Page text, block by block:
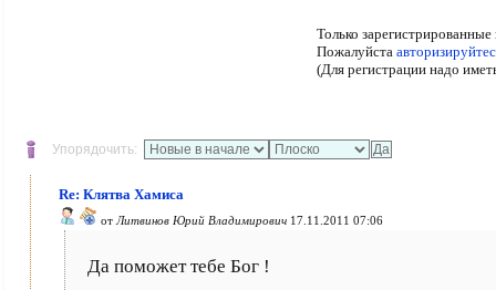
Только
Пожалуйста
(Для регистрации надо
Упорядочить:
Re: Клятва Хамиса
от Литвинов Юрий Владимирович 17.11.2011 07:06
Да поможет тебе Бог !